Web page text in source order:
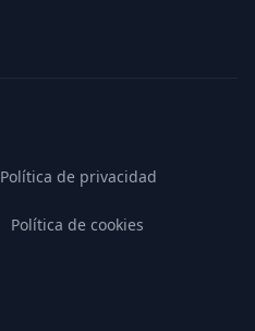
Política de privacidad
Política de cookies